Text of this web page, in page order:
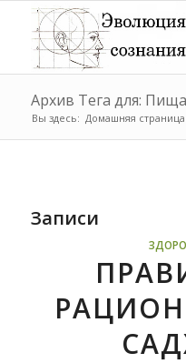
Архив Тега для: Пища
Вы здесь: Домашняя страница
Записи